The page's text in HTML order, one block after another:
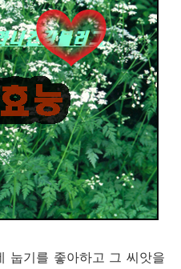
눕기를 좋아하고 그 씨앗을